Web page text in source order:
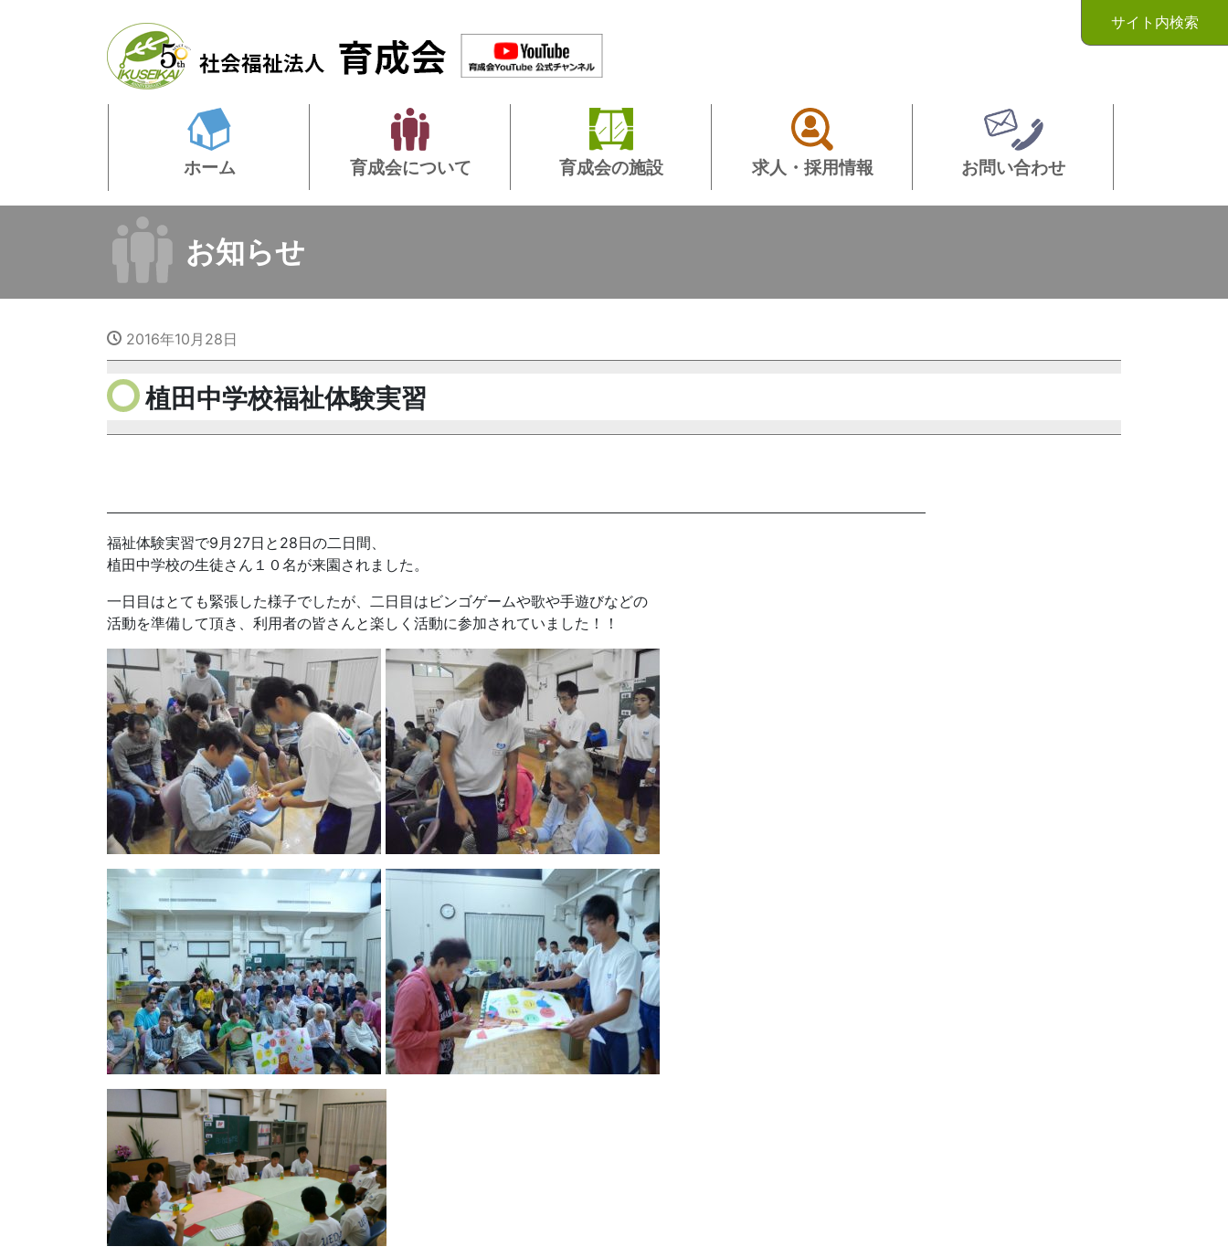
ホーム 育成会について 育成会の施設 求人・採用情報 お問い合わせ
お知らせ
2016年10月28日
植田中学校福祉体験実習
福祉体験実習で9月27日と28日の二日間、
植田中学校の生徒さん１０名が来園されました。
一日目はとても緊張した様子でしたが、二日目はビンゴゲームや歌や手遊びなどの
活動を準備して頂き、利用者の皆さんと楽しく活動に参加されていました！！
サイト内検索